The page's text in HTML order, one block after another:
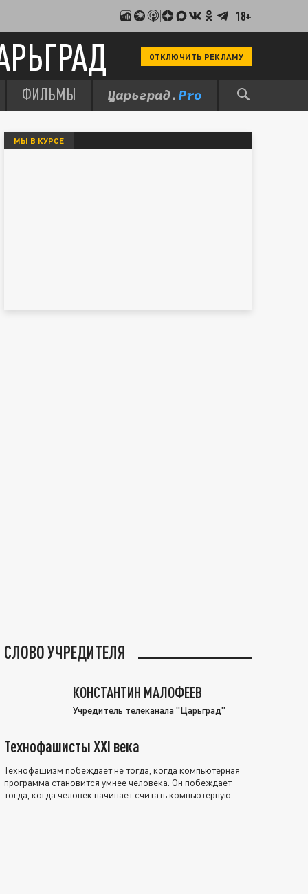
18+
ОТКЛЮЧИТЬ РЕКЛАМУ
ФИЛЬМЫ
МЫ В КУРСЕ
СЛОВО УЧРЕДИТЕЛЯ
КОНСТАНТИН МАЛОФЕЕВ
Учредитель телеканала "Царьград"
Технофашисты XXI века
Технофашизм побеждает не тогда, когда компьютерная
программа становится умнее человека. Он побеждает
тогда, когда человек начинает считать компьютерную